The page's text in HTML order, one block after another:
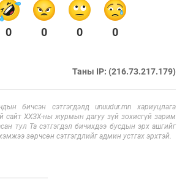
0 0 0 0
Таны IP: (216.73.217.179)
бичсэн сэтгэгдэлд unuudur.mn хариуцлага
сайт ХХЗХ-ны журмын дагуу зүй зохисгүй зарим
тул Та сэтгэгдэл бичихдээ бусдын эрх ашгийг
зөрчсөн сэтгэгдлийг админ устгах эрхтэй.